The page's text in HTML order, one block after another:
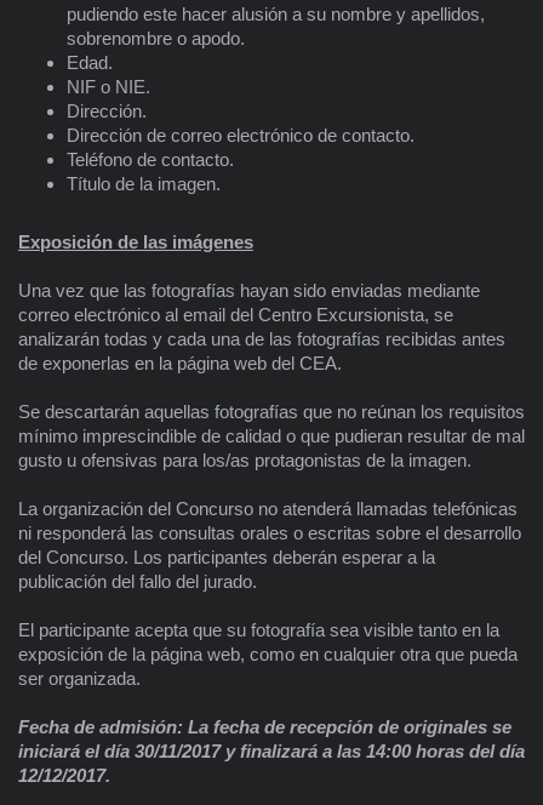
pudiendo este hacer alusión a su nombre y apellidos,
sobrenombre o apodo.
Edad.
NIF o NIE.
Dirección.
Dirección de correo electrónico de contacto.
Teléfono de contacto.
Título de la imagen.
Exposición de las imágenes
Una vez que las fotografías hayan sido enviadas mediante
correo electrónico al email del Centro Excursionista, se
analizarán todas y cada una de las fotografías recibidas antes
de exponerlas en la página web del CEA.
Se descartarán aquellas fotografías que no reúnan los requisitos
mínimo imprescindible de calidad o que pudieran resultar de mal
gusto u ofensivas para los/as protagonistas de la imagen.
La organización del Concurso no atenderá llamadas telefónicas
ni responderá las consultas orales o escritas sobre el desarrollo
del Concurso. Los participantes deberán esperar a la
publicación del fallo del jurado.
El participante acepta que su fotografía sea visible tanto en la
exposición de la página web, como en cualquier otra que pueda
ser organizada.
Fecha de admisión: La fecha de recepción de originales se
iniciará el día 30/11/2017 y finalizará a las 14:00 horas del día
12/12/2017.